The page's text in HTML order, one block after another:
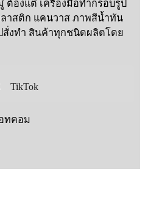
องแต่ เครื่องมือทำกรอบรูป
าสติก แคนวาส ภาพสีน้ำทัน
สั่งทำ สินค้าทุกชนิดผลิตโดย
TikTok
ทคอม